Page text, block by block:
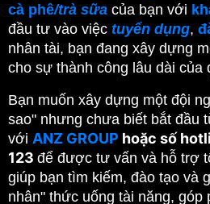
cà phê/trà sữa của bạn với
đầu tư vào việc tuyển dụng,
nhân tài, bạn đang xây dựng
cho sự thành công lâu dài của
Bạn muốn xây dựng một đội
sao" nhưng chưa biết bắt đầu
với ANZ GROUP hoặc số
123 để được tư vấn và hỗ trợ
giúp bạn tìm kiếm, đào tạo và
nhân" thức uống tài năng, góp